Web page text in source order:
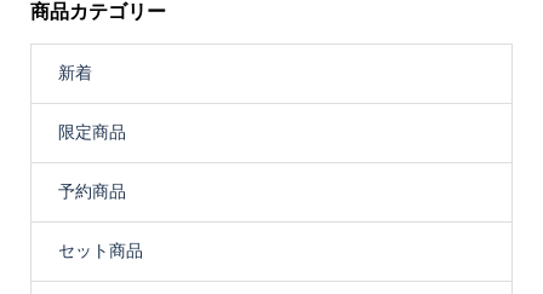
商品カテゴリー
新着
限定商品
予約商品
セット商品